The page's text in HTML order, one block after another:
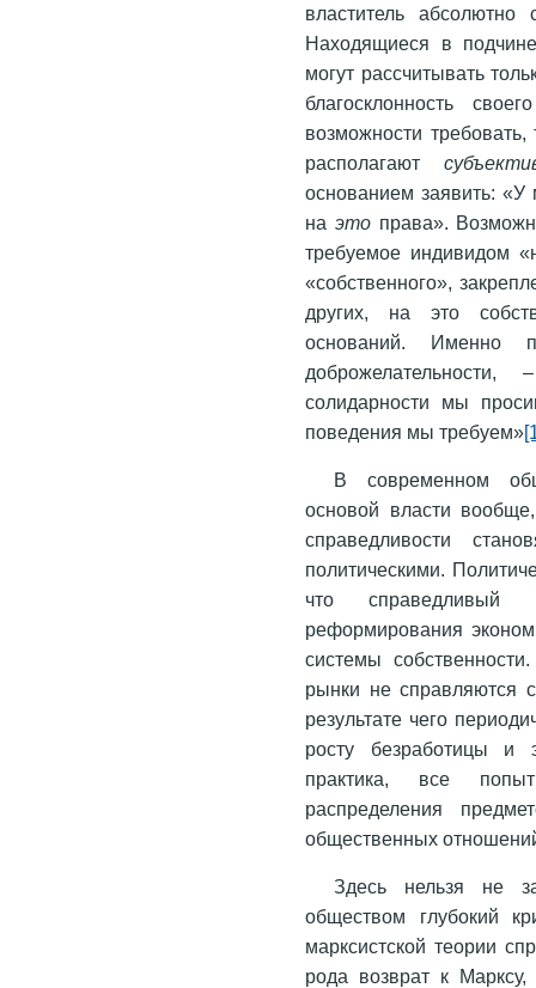
властитель
Находящиеся в
могут рассчитывать
благосклонность
возможности
располагают
основанием заявить:
наэто права».
требуемое индивидом
«собственного»,
других, на это
оснований. Именно
солидарности мы
поведения мы требуем»
В современном
основой власти
справедливости
политическими.
что справедливый
реформирования
системы
рынки не справляются
результате чего
росту безработицы и
практика, все
распределения
общественных
Здесь нельзя не
обществом глубокий
марксистской теории
рода возврат к